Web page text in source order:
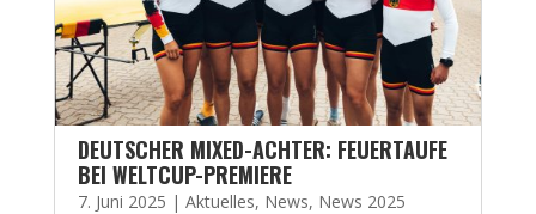
DEUTSCHER MIXED-ACHTER: FEUERTAUFE
BEI WELTCUP-PREMIERE
7. Juni 2025 | Aktuelles, News, News 2025